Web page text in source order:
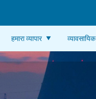
हमारा व्यापार व्यावसायिक